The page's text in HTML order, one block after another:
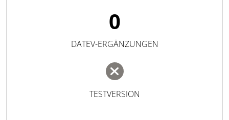
0
DATEV-ERGÄNZUNGEN
TESTVERSION